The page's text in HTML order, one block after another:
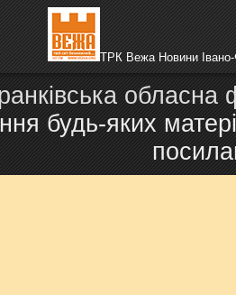
ТРК Вежа Новини Івано-
обласна
будь-яких